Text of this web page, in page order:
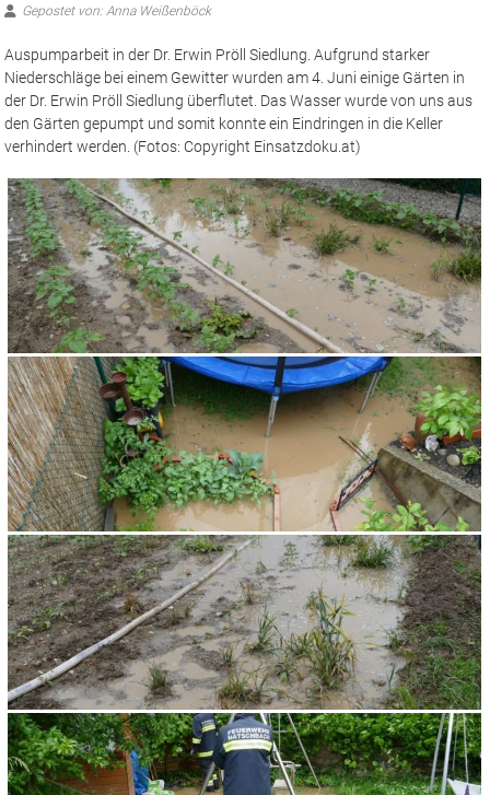
Gepostet von: Anna Weißenböck
Auspumparbeit in der Dr. Erwin Pröll Siedlung. Aufgrund starker
Niederschläge bei einem Gewitter wurden am 4. Juni einige Gärten in
der Dr. Erwin Pröll Siedlung überflutet. Das Wasser wurde von uns aus
den Gärten gepumpt und somit konnte ein Eindringen in die Keller
verhindert werden. (Fotos: Copyright Einsatzdoku.at)